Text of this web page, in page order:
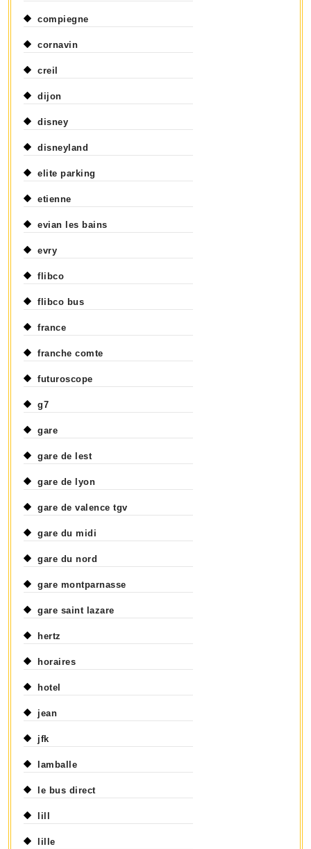
compiegne
cornavin
creil
dijon
disney
disneyland
elite parking
etienne
evian les bains
evry
flibco
flibco bus
france
franche comte
futuroscope
g7
gare
gare de lest
gare de lyon
gare de valence tgv
gare du midi
gare du nord
gare montparnasse
gare saint lazare
hertz
horaires
hotel
jean
jfk
lamballe
le bus direct
lill
lille